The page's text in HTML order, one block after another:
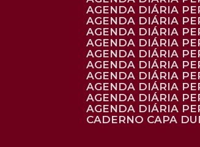
AGENDA DIÁRIA
AGENDA DIÁRIA
AGENDA DIÁRIA
AGENDA DIÁRIA
AGENDA DIÁRIA
AGENDA DIÁRIA
AGENDA DIÁRIA
AGENDA DIÁRIA
AGENDA DIÁRIA
AGENDA DIÁRIA
CADERNO CAPA